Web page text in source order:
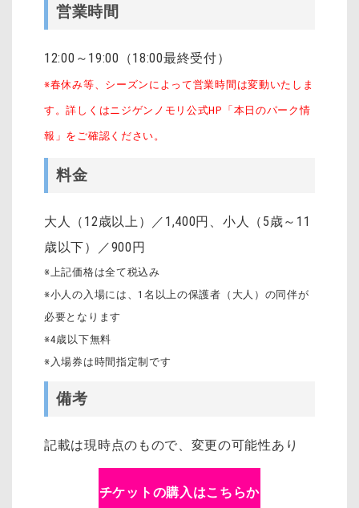
営業時間
12:00～19:00（18:00最終受付）
※春休み等、シーズンによって営業時間は変動いたしま
す。詳しくはニジゲンノモリ公式HP「本日のパーク情
報」をご確認ください。
料金
大人（12歳以上）／1,400円、小人（5歳～11
歳以下）／900円
※上記価格は全て税込み
※小人の入場には、1名以上の保護者（大人）の同伴が
必要となります
※4歳以下無料
※入場券は時間指定制です
備考
記載は現時点のもので、変更の可能性あり
チケットの購入はこちらか